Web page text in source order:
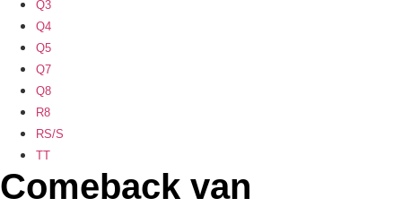
Q3
Q4
Q5
Q7
Q8
R8
RS/S
TT
Comeback van